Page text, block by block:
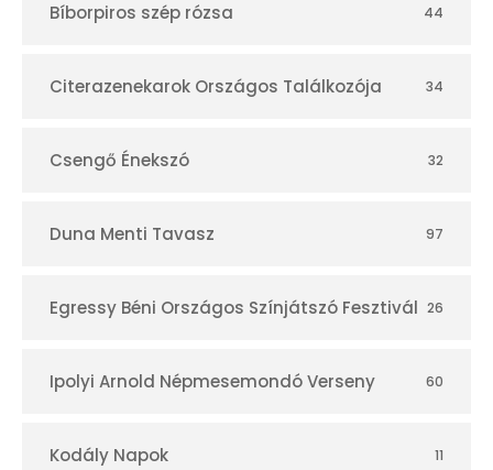
r
Bíborpiros szép rózsa 44
Citerazenekarok Országos Találkozója 34
Csengő Énekszó 32
Duna Menti Tavasz 97
Egressy Béni Országos Színjátszó Fesztivál 26
Ipolyi Arnold Népmesemondó Verseny 60
Kodály Napok 11